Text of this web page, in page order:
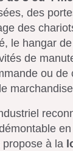
des
des
le hangar
de
ou de
à la